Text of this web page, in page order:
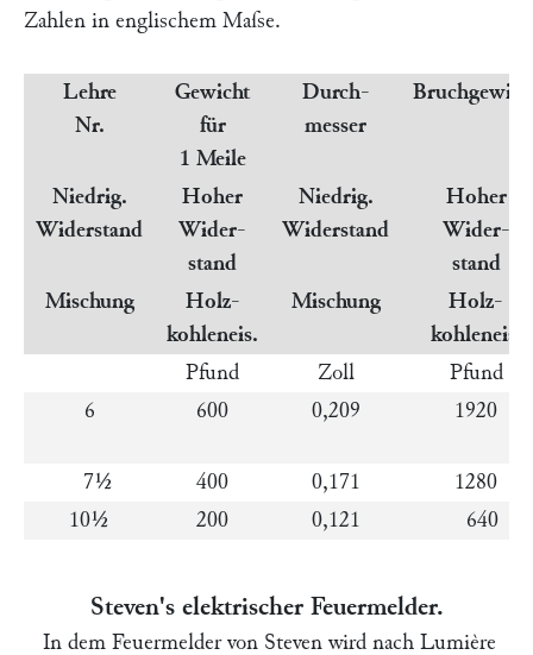
Zahlen in englischem Maſse.
Lehre
Nr.
Gewicht
für
1 Meile
Durch-
messer
Niedrig.
Widerstand
Hoher
Wider-
stand
Niedrig.
Widerstand
Hoher
Wider-
stand
Mischung
Holz-
kohleneis.
Mischung
Holz-
kohleneis.
Pfund
Zoll
Pfund
6
600 0,209 1920
7½ 400 0,171
1280
10½
200 0,121 640
Steven's elektrischer Feuermelder.
In dem Feuermelder von Steven wird nach Lumière